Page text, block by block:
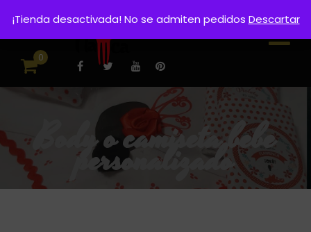
0
Body o camiseta bebe
personalizado
¡Tienda desactivada! No se admiten pedidos Descartar